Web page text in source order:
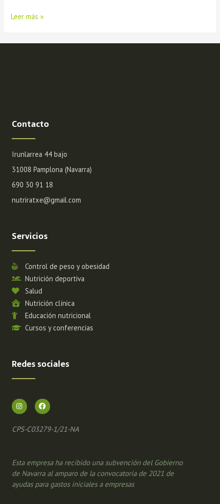
Leer más »
Contacto
Irunlarrea 44 bajo
31008 Pamplona (Navarra)
690 30 91 18
nutriratxe@gmail.com
Servicios
Control de peso y obesidad
Nutrición deportiva
Salud
Nutrición clínica
Educación nutricional
Cursos y conferencias
Redes sociales
CPS-C03279-1/21-NA
Esta empresa ha recibido una subvención del Gobierno
de Navarra al amparo de la convocatoria de 2021 de
ayudas para gastos iniciales a empresas